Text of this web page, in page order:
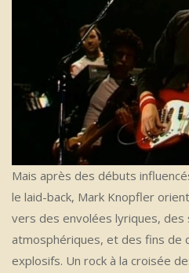
Mais après des débuts
le laid-back, Mark Knopfler
vers des envolées lyriques,
atmosphériques, et des fins de
explosifs. Un rock à la croisée